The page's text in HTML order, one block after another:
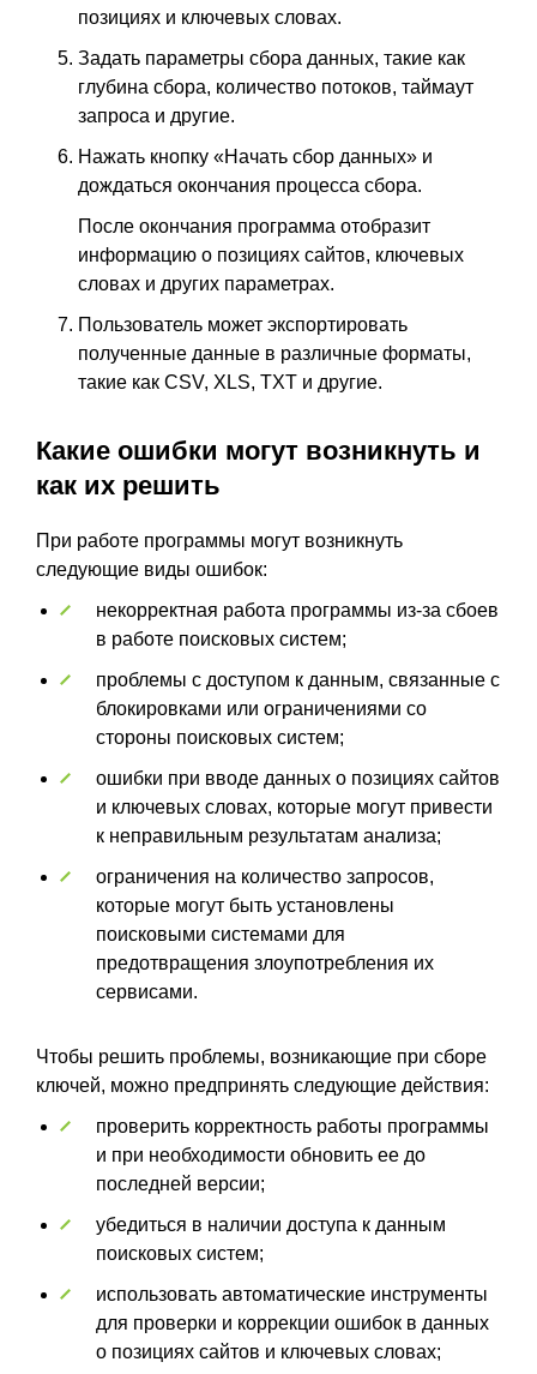
позициях и ключевых словах.
Задать параметры сбора данных, такие как
глубина сбора, количество потоков, таймаут
запроса и другие.
Нажать кнопку «Начать сбор данных» и
дождаться окончания процесса сбора.
После окончания программа отобразит
информацию о позициях сайтов, ключевых
словах и других параметрах.
Пользователь может экспортировать
полученные данные в различные форматы,
такие как CSV, XLS, TXT и другие.
Какие ошибки могут возникнуть и
как их решить
При работе программы могут возникнуть
следующие виды ошибок:
некорректная работа программы из-за сбоев
в работе поисковых систем;
проблемы с доступом к данным, связанные с
блокировками или ограничениями со
стороны поисковых систем;
ошибки при вводе данных о позициях сайтов
и ключевых словах, которые могут привести
к неправильным результатам анализа;
ограничения на количество запросов,
которые могут быть установлены
поисковыми системами для
предотвращения злоупотребления их
сервисами.
Чтобы решить проблемы, возникающие при сборе
ключей, можно предпринять следующие действия:
проверить корректность работы программы
и при необходимости обновить ее до
последней версии;
убедиться в наличии доступа к данным
поисковых систем;
использовать автоматические инструменты
для проверки и коррекции ошибок в данных
о позициях сайтов и ключевых словах;